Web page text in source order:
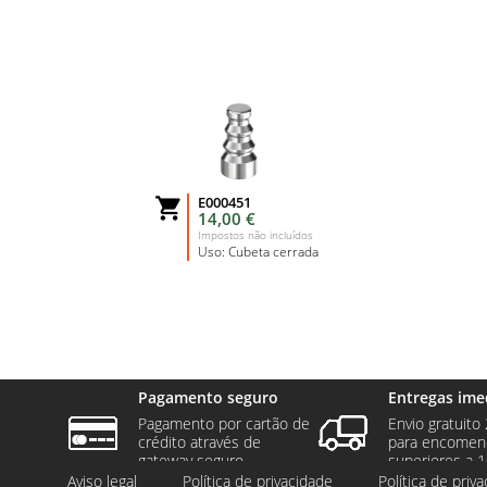
 E000451
14,00 €
Impostos não incluídos
Uso: Cubeta cerrada
Pagamento seguro
Pagamento por cartão de
crédito através de
gateway seguro.
Entregas
Envio gratuito
para
superiores a
Aviso legal
Política de privacidade Política de